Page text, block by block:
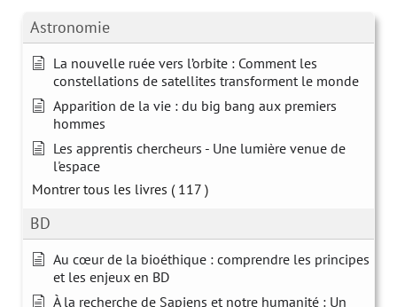
Astronomie
La nouvelle ruée vers l’orbite : Comment les
constellations de satellites transforment le monde
Apparition de la vie : du big bang aux premiers
hommes
Les apprentis chercheurs - Une lumière venue de
l'espace
Montrer tous les livres ( 117 )
BD
Au cœur de la bioéthique : comprendre les principes
et les enjeux en BD
À la recherche de Sapiens et notre humanité : Un